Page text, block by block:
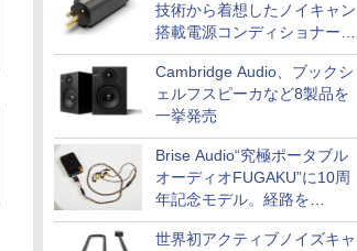
技術から着想したノイキャン
搭載電源コンディショナー
「AC iPurifier2」
Cambridge Audio、ブックシ
ェルフスピーカなど8製品を
一挙発売
Brise Audio“究極ポータブル
オーディオFUGAKU”に10周
年記念モデル。経路を
NISHIKIで統一。400万円
世界初アクティブノイズキャ